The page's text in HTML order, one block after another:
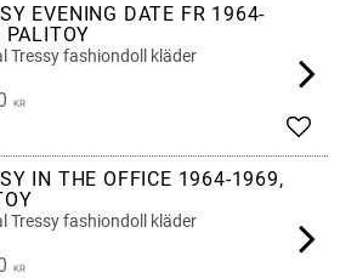
EVENING DATE FR 1964-
PALITOY
Tressy fashiondoll kläder
KR
Add
IN THE OFFICE 1964-1969,
Tressy fashiondoll kläder
KR